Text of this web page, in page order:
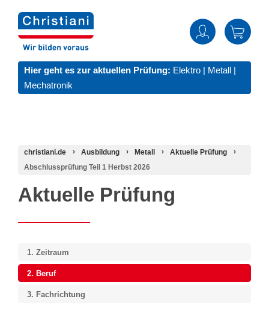
Hier geht es zur aktuellen Prüfung: Elektro | Metall |
Mechatronik
christiani.de Ausbildung Metall
Aktuelle Prüfung
Abschlussprüfung Teil 1 Herbst 2026
Aktuelle Prüfung
1. Zeitraum
2. Beruf
3. Fachrichtung